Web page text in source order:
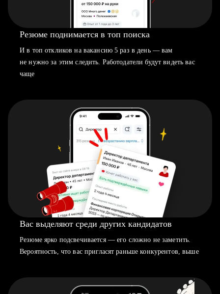
Резюме поднимается в топ поиска
И в топ откликов на вакансию 5 раз в день — вам
не нужно за этим следить. Работодатели будут видеть вас
чаще
Вас выделяют среди других кандидатов
Резюме ярко подсвечивается — его сложно не заметить.
Вероятность, что вас пригласят раньше конкурентов, выше